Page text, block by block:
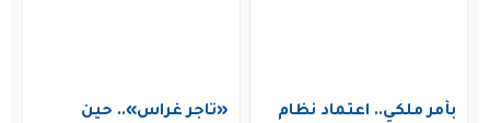
بأمر ملكي.. اعتماد نظام
«تاجر غراس».. حين